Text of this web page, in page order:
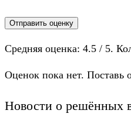
Отправить оценку
Средняя оценка: 4.5 / 5.
Оценок пока нет. Поставь
Новости о решённых